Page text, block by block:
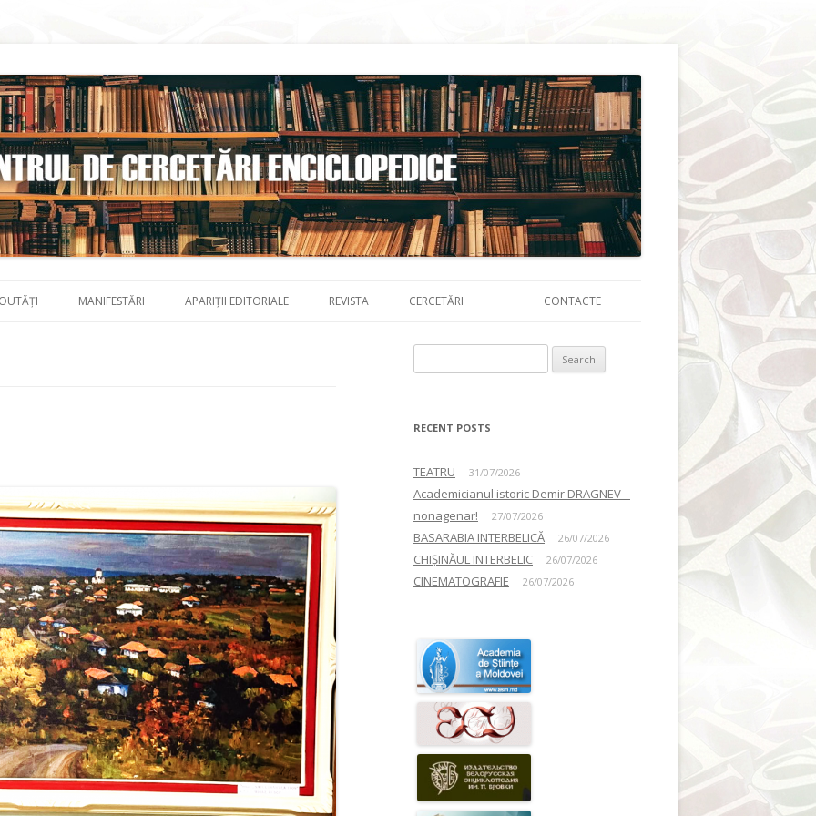
MANIFESTĂRI APARIȚII EDITORIALE REVISTA CERCETĂRI CONTACTE
RECENT POSTS
TEATRU 31/07/2026
Academicianul istoric Demir DRAGNEV –
nonagenar!
27/07/2026
BASARABIA INTERBELICĂ 26/07/2026
CHIȘINĂUL INTERBELIC 26/07/2026
CINEMATOGRAFIE 26/07/2026